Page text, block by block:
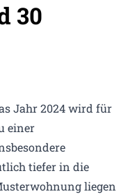
30
Jahr 2024 wird für
einer
tiefer in die
liegen